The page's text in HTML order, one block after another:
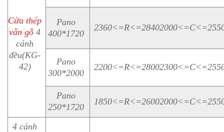
Cửa thép
vân gỗ 4
cánh
đều(KG-
42)
Pano
400*1720
Pano
300*2000
Pano
250*1720
4 cánh